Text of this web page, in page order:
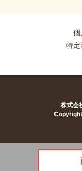
個
特定
株式会